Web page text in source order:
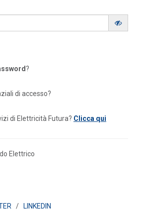
?
di accesso?
di Elettricità Futura? Clicca qui
Elettrico
/ LINKEDIN